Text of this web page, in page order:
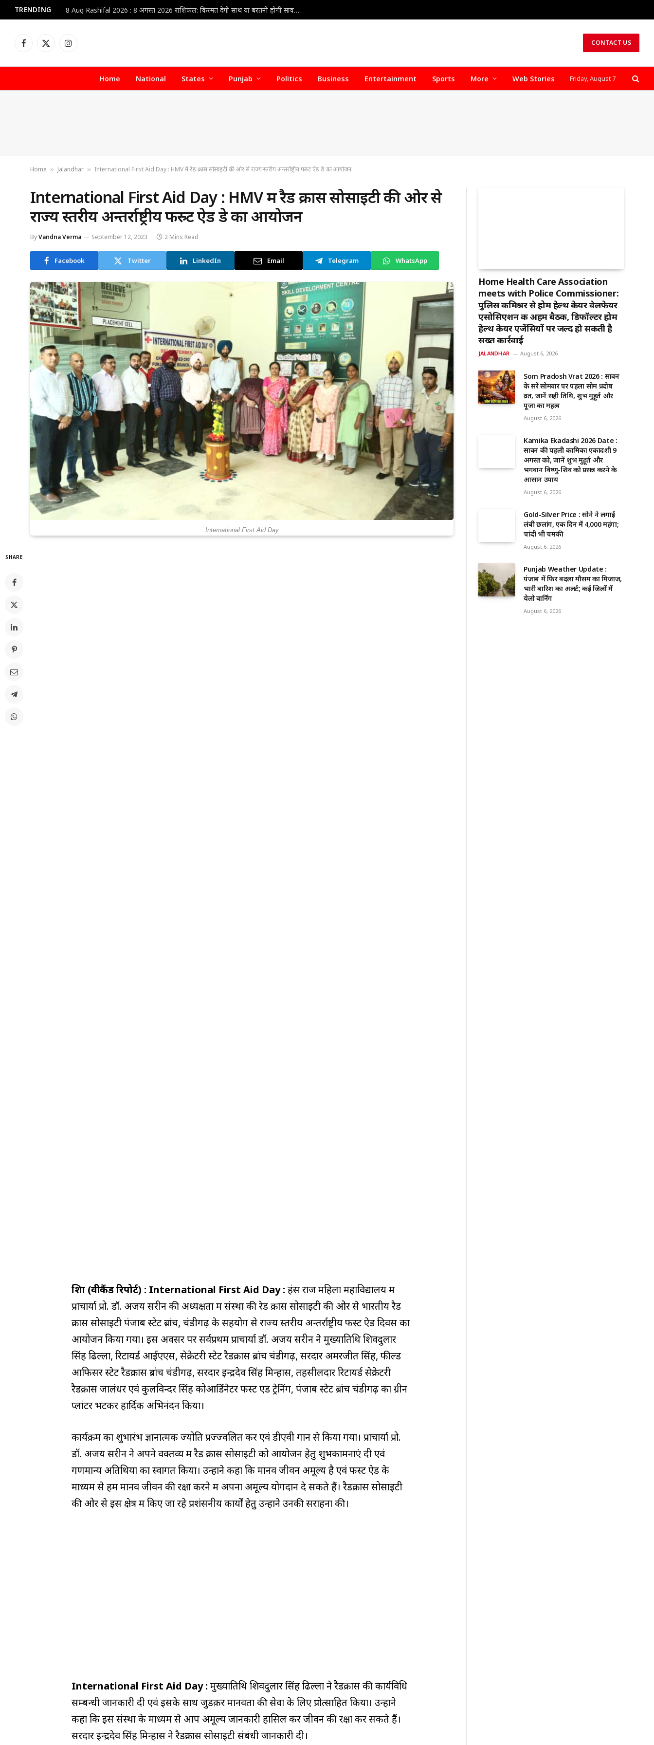
TRENDING 8 Aug Rashifal 2026 : 8 अगस्त 2026 राशिफल: किस्मत देगी साथ या बरतनी होगी सावधानी? जानें सभी 12 राशियों का भविष्यफल
Facebook
X
Instagram CONTACT US
Home National States Punjab Politics Business Entertainment Sports More Web Stories Friday, August 7
Home » Jalandhar » International First Aid Day : HMV में रैड क्रास सोसाइटी की ओर से राज्य स्तरीय अन्तर्राष्ट्रीय फस्र्ट ऐड डे का आयोजन
International First Aid Day : HMV में रैड क्रास सोसाइटी की ओर से
राज्य स्तरीय अन्तर्राष्ट्रीय फस्र्ट ऐड डे का आयोजन
ByVandna Verma September 12, 2023 2 Mins Read
Facebook Twitter LinkedIn Email Telegram WhatsApp
International First Aid Day
SHARE
शिक्षा (वीकैंड रिपोर्ट) : International First Aid Day : हंस राज महिला महाविद्यालय में
प्राचार्या प्रो. डॉ. अजय सरीन की अध्यक्षता में संस्था की रेड क्रास सोसाइटी की ओर से भारतीय रैड
क्रास सोसाइटी पंजाब स्टेट ब्रांच, चंडीगढ़ के सहयोग से राज्य स्तरीय अन्तर्राष्ट्रीय फस्ट ऐड दिवस का
आयोजन किया गया। इस अवसर पर सर्वप्रथम प्राचार्या डॉ. अजय सरीन ने मुख्यातिथि शिवदुलार
सिंह ढिल्लों, रिटायर्ड आईएएस, सेक्रेटरी स्टेट रैडक्रास ब्रांच चंडीगढ़, सरदार अमरजीत सिंह, फील्ड
आफिसर स्टेट रैडक्रास ब्रांच चंडीगढ़, सरदार इन्द्रदेव सिंह मिन्हास, तहसीलदार रिटायर्ड सेक्रेटरी
रैडक्रास जालंधर एवं कुलविन्दर सिंह कोआर्डिनेटर फस्ट एड ट्रेनिंग, पंजाब स्टेट ब्रांच चंडीगढ़ का ग्रीन
प्लांटर भेंटकर हार्दिक अभिनंदन किया।
कार्यक्रम का शुभारंभ ज्ञानात्मक ज्योति प्रज्ज्वलित कर एवं डीएवी गान से किया गया। प्राचार्या प्रो.
डॉ. अजय सरीन ने अपने वक्तव्य में रैड क्रास सोसाइटी को आयोजन हेतु शुभकामनाएं दी एवं
गणमान्य अतिथियों का स्वागत किया। उन्होंने कहा कि मानव जीवन अमूल्य है एवं फस्ट ऐड के
माध्यम से हम मानव जीवन की रक्षा करने में अपना अमूल्य योगदान दे सकते हैं। रैडक्रास सोसाइटी
की ओर से इस क्षेत्र में किए जा रहे प्रशंसनीय कार्यों हेतु उन्होंने उनकी सराहना की।
International First Aid Day : मुख्यातिथि शिवदुलार सिंह ढिल्लों ने रैडक्रास की कार्यविधि
सम्बन्धी जानकारी दी एवं इसके साथ जुडक़र मानवता की सेवा के लिए प्रोत्साहित किया। उन्होंने
कहा कि इस संस्था के माध्यम से आप अमूल्य जानकारी हासिल कर जीवन की रक्षा कर सकते हैं।
सरदार इन्द्रदेव सिंह मिन्हास ने रैडक्रास सोसाइटी संबंधी जानकारी दी।
Home Health Care Association
meets with Police Commissioner:
पुलिस कमिश्नर से होम हेल्थ केयर वेलफेयर
एसोसिएशन की अहम बैठक, डिफॉल्टर होम
हेल्थ केयर एजेंसियों पर जल्द हो सकती है
सख्त कार्रवाई
JALANDHAR August 6, 2026
Som Pradosh Vrat 2026 : सावन
के दूसरे सोमवार पर पहला सोम प्रदोष
व्रत, जानें सही तिथि, शुभ मुहूर्त और
पूजा का महत्व
August 6, 2026
Kamika Ekadashi 2026 Date :
सावन की पहली कामिका एकादशी 9
अगस्त को, जानें शुभ मुहूर्त और
भगवान विष्णु-शिव को प्रसन्न करने के
आसान उपाय
August 6, 2026
Gold-Silver Price : सोने ने लगाई
लंबी छलांग, एक दिन में ₹4,000 महंगा;
चांदी भी चमकी
August 6, 2026
Punjab Weather Update :
पंजाब में फिर बदला मौसम का मिजाज,
भारी बारिश का अलर्ट; कई जिलों में
येलो वार्निंग
August 6, 2026